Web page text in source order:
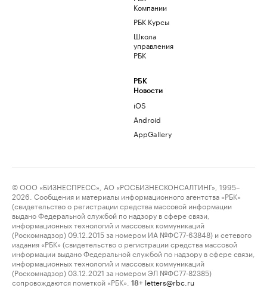
Компании
РБК Курсы
Школа
управления
РБК
РБК
Новости
iOS
Android
AppGallery
© ООО «БИЗНЕСПРЕСС», АО «РОСБИЗНЕСКОНСАЛТИНГ», 1995–
2026. Сообщения и материалы информационного агентства «РБК»
(свидетельство о регистрации средства массовой информации
выдано Федеральной службой по надзору в сфере связи,
информационных технологий и массовых коммуникаций
(Роскомнадзор) 09.12.2015 за номером ИА №ФС77-63848) и сетевого
издания «РБК» (свидетельство о регистрации средства массовой
информации выдано Федеральной службой по надзору в сфере связи,
информационных технологий и массовых коммуникаций
(Роскомнадзор) 03.12.2021 за номером ЭЛ №ФС77-82385)
сопровождаются пометкой «РБК».
18+ letters@rbc.ru